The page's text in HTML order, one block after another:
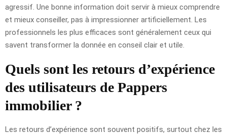
agressif. Une bonne information doit servir à mieux comprendre
et mieux conseiller, pas à impressionner artificiellement. Les
professionnels les plus efficaces sont généralement ceux qui
savent transformer la donnée en conseil clair et utile.
Quels sont les retours d’expérience
des utilisateurs de Pappers
immobilier ?
Les retours d’expérience sont souvent positifs, surtout chez les